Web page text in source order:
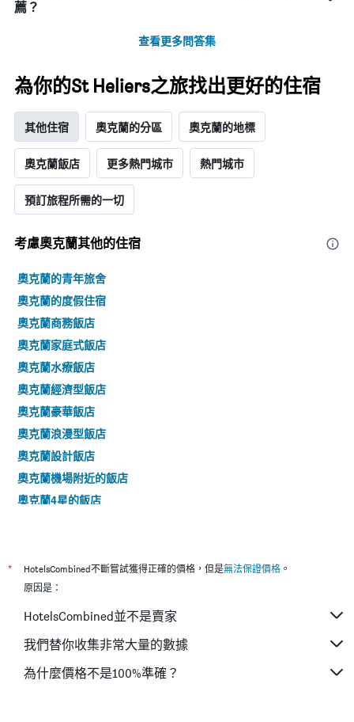
薦？
查看更多問答集
為你的St Heliers之旅找出更好的住宿
其他住宿 奧克蘭的分區 奧克蘭的地標
奧克蘭飯店 更多熱門城市 熱門城市
預訂旅程所需的一切
考慮奧克蘭​其他的住宿
奧克蘭的青年旅舍
奧克蘭的度假住宿
奧克蘭商務飯店
奧克蘭家庭式飯店
奧克蘭水療飯店
奧克蘭經濟型飯店
奧克蘭豪華飯店
奧克蘭浪漫型飯店
奧克蘭設計飯店
奧克蘭機場附近的飯店
奧克蘭4星的飯店
* HotelsCombined不斷嘗試獲得正確的價格，但是無法保證價格 。
原因是：
HotelsCombined並不是賣家
我們替你收集非常大量的數據
為什麼價格不是100%準確？